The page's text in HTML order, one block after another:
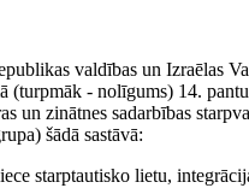
valdības un Izraēlas
(turpmāk - nolīgums) 14.
un zinātnes sadarbības
šādā sastāvā:
starptautisko lietu,